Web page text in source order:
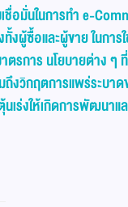
อมั่นในการทำ e-
งผู้ซื้อและผู้ขาย ในการ
รการ นโยบายต่าง ๆ ที่
งวิกฤตการแพร่ระบาด
เร่งให้เกิดการพัฒนาแ